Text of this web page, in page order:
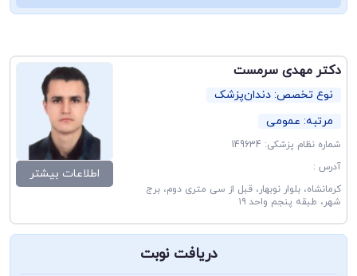
دکتر مهدی سرمست
نوع تخصص: دندان‌پزشک
مرتبه: عمومی
شماره نظام پزشکی: 149634
آدرس :
کرمانشاه، بلوار نوبهار، قبل از سی متری دوم، برج
شهر، طبقه پنجم واحد ۱۹
اطلاعات بیشتر
دریافت نوبت